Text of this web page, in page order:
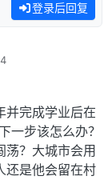
登录后回复
并完成学业后在
一步该怎么办？
荡？大城市会用
还是他会留在村